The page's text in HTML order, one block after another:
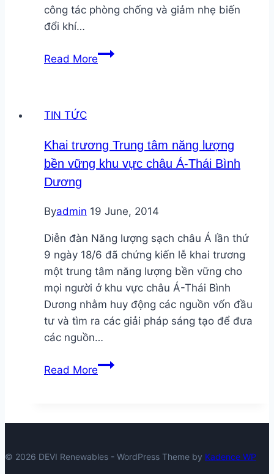
công tác phòng chống và giảm nhẹ biến
đổi khí…
Read MoreĐan
USD
cho
trường
toàn
cầu
TIN TỨC
Khai trương Trung tâm năng lượng
bền vững khu vực châu Á-Thái Bình
Dương
Byadmin 19 June, 2014
Diễn đàn Năng lượng sạch châu Á lần thứ
9 ngày 18/6 đã chứng kiến lễ khai trương
một trung tâm năng lượng bền vững cho
mọi người ở khu vực châu Á-Thái Bình
Dương nhằm huy động các nguồn vốn đầu
tư và tìm ra các giải pháp sáng tạo để đưa
các nguồn…
Read MoreKhai
bền
© 2026 DEVI Renewables - WordPress Theme by Kadence WP